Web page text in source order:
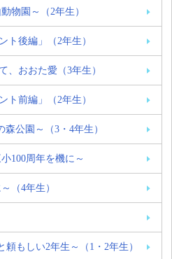
物園～（2年生）
ト後編」（2年生）
、おおた愛（3年生）
ト前編」（2年生）
公園～（3・4年生）
100周年を機に～
（4年生）
もしい2年生～（1・2年生）